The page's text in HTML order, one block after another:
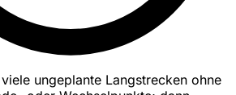
ungeplante Langstrecken ohne